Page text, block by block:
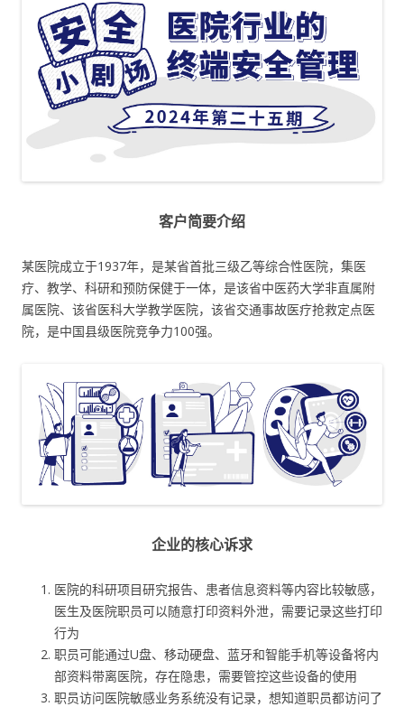
客户简要介绍
某医院成立于1937年，是某省首批三级乙等综合性医院，集医
疗、教学、科研和预防保健于一体，是该省中医药大学非直属附
属医院、该省医科大学教学医院，该省交通事故医疗抢救定点医
院，是中国县级医院竞争力100强。
企业的核心诉求
医院的科研项目研究报告、患者信息资料等内容比较敏感，
医生及医院职员可以随意打印资料外泄，需要记录这些打印
行为
职员可能通过U盘、移动硬盘、蓝牙和智能手机等设备将内
部资料带离医院，存在隐患，需要管控这些设备的使用
职员访问医院敏感业务系统没有记录，想知道职员都访问了